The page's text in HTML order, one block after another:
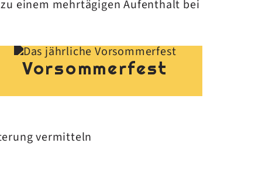
einem mehrtägigen Aufenthalt bei
Vorsommerfest
vermitteln